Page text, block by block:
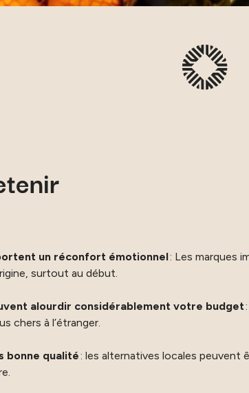
un réconfort émotionnel: Les marques
surtout au début.
alourdir considérablement votre budget
chers à l’étranger.
bonne qualité : les alternatives locales peuvent